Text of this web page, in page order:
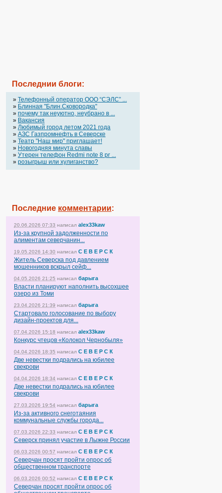
Последнии блоги:
» Телефонный оператор OOO “СЭЛС” ...
» Блинная "Блин.Сковородка"
» почему так неуютно, неубрано в ...
» Вакансия
» Любимый город летом 2021 года
» АЗС Газпромнефть в Северске
» Театр "Наш мир" приглашает!
» Новогодняя минута славы
» Утерен телефон Redmi note 8 pr ...
» розыгрыш или хулиганство?
Последние комментарии:
20.06.2026 07:33 написал alex33kaw
Из-за крупной задолженности по
алиментам северчанин...
19.05.2026 14:30 написал С Е В Е Р С К
Житель Северска под давлением
мошенников вскрыл сейф...
04.05.2026 21:25 написал барыга
Власти планируют наполнить высохшее
озеро из Томи
23.04.2026 21:39 написал барыга
Стартовало голосование по выбору
дизайн-проектов для...
07.04.2026 15:18 написал alex33kaw
Конкурс чтецов «Колокол Чернобыля»
04.04.2026 18:35 написал С Е В Е Р С К
Две невестки подрались на юбилее
свекрови
04.04.2026 18:34 написал С Е В Е Р С К
Две невестки подрались на юбилее
свекрови
27.03.2026 19:54 написал барыга
Из-за активного снеготаяния
коммунальные службы города...
07.03.2026 22:33 написал С Е В Е Р С К
Северск принял участие в Лыжне России
06.03.2026 00:57 написал С Е В Е Р С К
Северчан просят пройти опрос об
общественном транспорте
06.03.2026 00:52 написал С Е В Е Р С К
Северчан просят пройти опрос об